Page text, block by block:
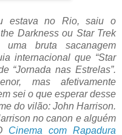
estava no Rio, saiu o
Darkness ou Star Trek
bruta sacanagem
internacional que “Star
“Jornada nas Estrelas”.
mas afetivamente
sei o que esperar desse
do vilão: John Harrison.
no canon e alguém
Cinema com Rapadura